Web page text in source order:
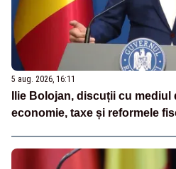
5 aug. 2026, 16:11
Ilie Bolojan, discuții cu
economie, taxe și reformele